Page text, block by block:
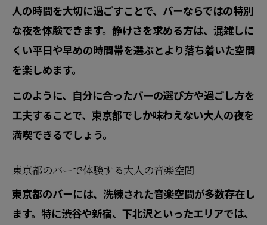
バー音楽に包まれる一人時間の楽しみ方
ジャズに包まれるバーの心地よさを東京で発
見
ミュージックバー東京で感じるジャズの
力
ジャズとバー空間が織りなす静かな夜
東京のバーでジャズに浸る贅沢な時間
ミュージックバー東京で感じる上質な静けさ
人の時間を大切に過ごすことで、バーならではの特別
な夜を体験できます。静けさを求める方は、混雑しに
くい平日や早めの時間帯を選ぶとより落ち着いた空間
を楽しめます。
このように、自分に合ったバーの選び方や過ごし方を
工夫することで、東京都でしか味わえない大人の夜を
満喫できるでしょう。
東京都のバーで体験する大人の音楽空間
東京都のバーには、洗練された音楽空間が多数存在し
ます。特に渋谷や新宿、下北沢といったエリアでは、